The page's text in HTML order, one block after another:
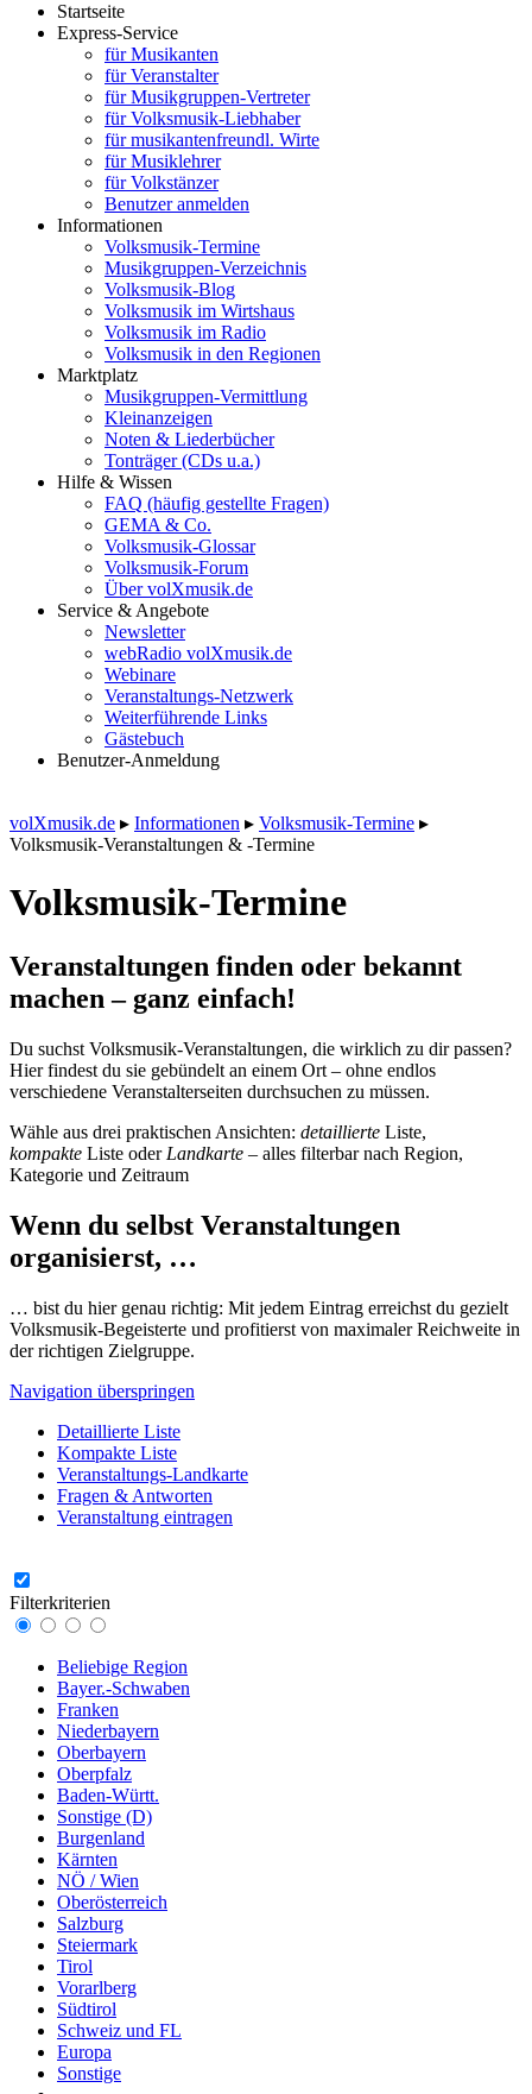
Startseite
Express-Service
für Musikanten
für Veranstalter
für Musikgruppen-Vertreter
für Volksmusik-Liebhaber
für musikantenfreundl. Wirte
für Musiklehrer
für Volkstänzer
Benutzer anmelden
Informationen
Volksmusik-Termine
Musikgruppen-Verzeichnis
Volksmusik-Blog
Volksmusik im Wirtshaus
Volksmusik im Radio
Volksmusik in den Regionen
Marktplatz
Musikgruppen-Vermittlung
Kleinanzeigen
Noten & Liederbücher
Tonträger (CDs u.a.)
Hilfe & Wissen
FAQ (häufig gestellte Fragen)
GEMA & Co.
Volksmusik-Glossar
Volksmusik-Forum
Über volXmusik.de
Service & Angebote
Newsletter
webRadio volXmusik.de
Webinare
Veranstaltungs-Netzwerk
Weiterführende Links
Gästebuch
Benutzer-Anmeldung
volXmusik.de ▸ Informationen ▸ Volksmusik-Termine ▸
Volksmusik-Veranstaltungen & -Termine
Volksmusik-Termine
Veranstaltungen finden oder bekannt
machen – ganz einfach!
Du suchst Volksmusik-Veranstaltungen, die wirklich zu dir passen?
Hier findest du sie gebündelt an einem Ort – ohne endlos
verschiedene Veranstalterseiten durchsuchen zu müssen.
Wähle aus drei praktischen Ansichten: detaillierte Liste,
kompakte Liste oder Landkarte – alles filterbar nach Region,
Kategorie und Zeitraum
Wenn du selbst Veranstaltungen
organisierst, …
… bist du hier genau richtig: Mit jedem Eintrag erreichst du gezielt
Volksmusik-Begeisterte und profitierst von maximaler Reichweite in
der richtigen Zielgruppe.
Navigation überspringen
Detaillierte Liste
Kompakte Liste
Veranstaltungs-Landkarte
Fragen & Antworten
Veranstaltung eintragen
Filterkriterien
Beliebige Region
Bayer.-Schwaben
Franken
Niederbayern
Oberbayern
Oberpfalz
Baden-Württ.
Sonstige (D)
Burgenland
Kärnten
NÖ / Wien
Oberösterreich
Salzburg
Steiermark
Tirol
Vorarlberg
Südtirol
Schweiz und FL
Europa
Sonstige